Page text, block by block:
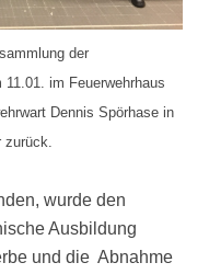
der
im Feuerwehrhaus
Dennis Spörhase in
wurde den
Ausbildung
und die Abnahme